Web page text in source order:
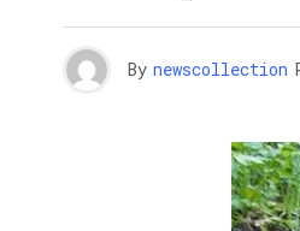
By newscollection